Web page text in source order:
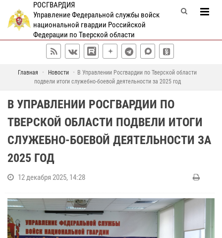
РОСГВАРДИЯ
Управление Федеральной службы войск
национальной гвардии Российской
Федерации по Тверской области
Главная Новости
В Управлении Росгвардии по Тверской области
подвели итоги служебно-боевой деятельности за 2025 год
В УПРАВЛЕНИИ РОСГВАРДИИ ПО
ТВЕРСКОЙ ОБЛАСТИ ПОДВЕЛИ ИТОГИ
СЛУЖЕБНО-БОЕВОЙ ДЕЯТЕЛЬНОСТИ ЗА
2025 ГОД
12 декабря 2025, 14:28